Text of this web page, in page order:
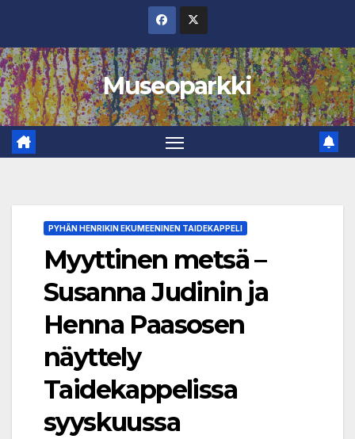
content
Museoparkki
PYHÄN HENRIKIN EKUMEENINEN TAIDEKAPPELI
Myyttinen metsä –
Susanna Judinin ja
Henna Paasosen
näyttely
Taidekappelissa
syyskuussa